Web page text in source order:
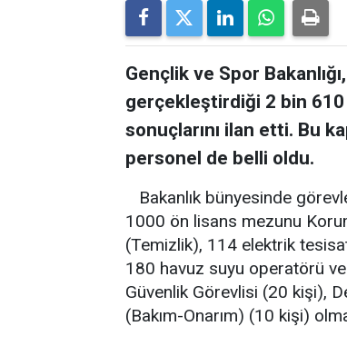
Gençlik ve Spor
gerçekleştirdiği 2 bin 610
sonuçlarını ilan etti. Bu
personel de belli oldu.
Bakanlık bünyesinde
1000 ön lisans mezunu
(Temizlik), 114 elektrik
180 havuz suyu operatörü
Güvenlik Görevlisi (20 kişi),
(Bakım-Onarım) (10 kişi)